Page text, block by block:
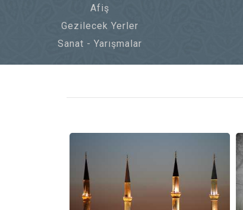
Afiş
Gezilecek Yerler
Sanat - Yarışmalar